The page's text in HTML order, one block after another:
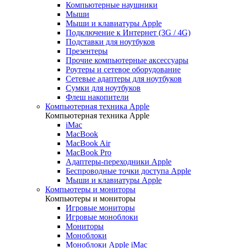
Компьютерные наушники
Мыши
Мыши и клавиатуры Apple
Подключение к Интернет (3G / 4G)
Подставки для ноутбуков
Презентеры
Прочие компьютерные аксессуары
Роутеры и сетевое оборудование
Сетевые адаптеры для ноутбуков
Сумки для ноутбуков
Флеш накопители
Компьютерная техника Apple
Компьютерная техника Apple
iMac
MacBook
MacBook Air
MacBook Pro
Адаптеры-переходники Apple
Беспроводные точки доступа Apple
Мыши и клавиатуры Apple
Компьютеры и мониторы
Компьютеры и мониторы
Игровые мониторы
Игровые моноблоки
Мониторы
Моноблоки
Моноблоки Apple iMac